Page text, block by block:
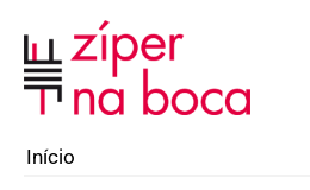
Início